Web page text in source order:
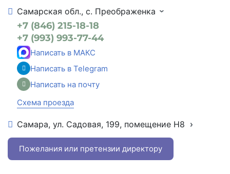
Самарская обл., с. Преображенка
+7 (846) 215-18-18
+7 (993) 993-77-44
Написать в МАКС
Написать в Telegram
Написать на почту
Схема проезда
Самара, ул. Садовая, 199, помещение Н8
+7 (993) 993-77-22
Написать в МАКС
Пожелания или претензии директору